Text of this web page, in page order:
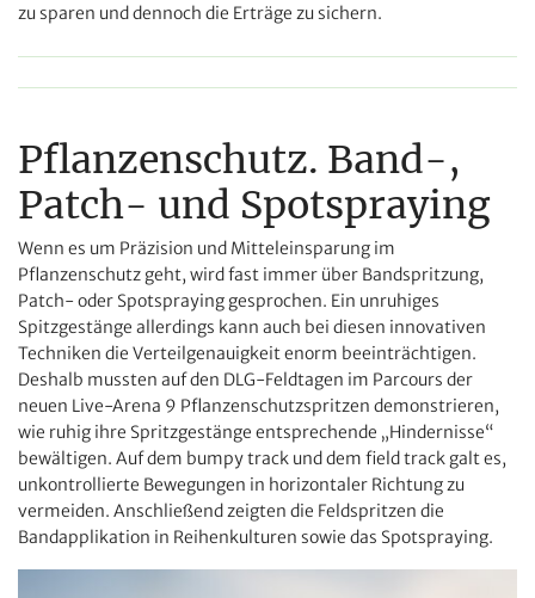
zu sparen und dennoch die Erträge zu sichern.
Pflanzenschutz. Band-,
Patch- und Spotspraying
Wenn es um Präzision und Mitteleinsparung im
Pflanzenschutz geht, wird fast immer über Bandspritzung,
Patch- oder Spotspraying gesprochen. Ein unruhiges
Spitzgestänge allerdings kann auch bei diesen innovativen
Techniken die Verteilgenauigkeit enorm beeinträchtigen.
Deshalb mussten auf den DLG-Feldtagen im Parcours der
neuen Live-Arena 9 Pflanzenschutzspritzen demonstrieren,
wie ruhig ihre Spritzgestänge entsprechende „Hindernisse“
bewältigen. Auf dem bumpy track und dem field track galt es,
unkontrollierte Bewegungen in horizontaler Richtung zu
vermeiden. Anschließend zeigten die Feldspritzen die
Bandapplikation in Reihenkulturen sowie das Spotspraying.